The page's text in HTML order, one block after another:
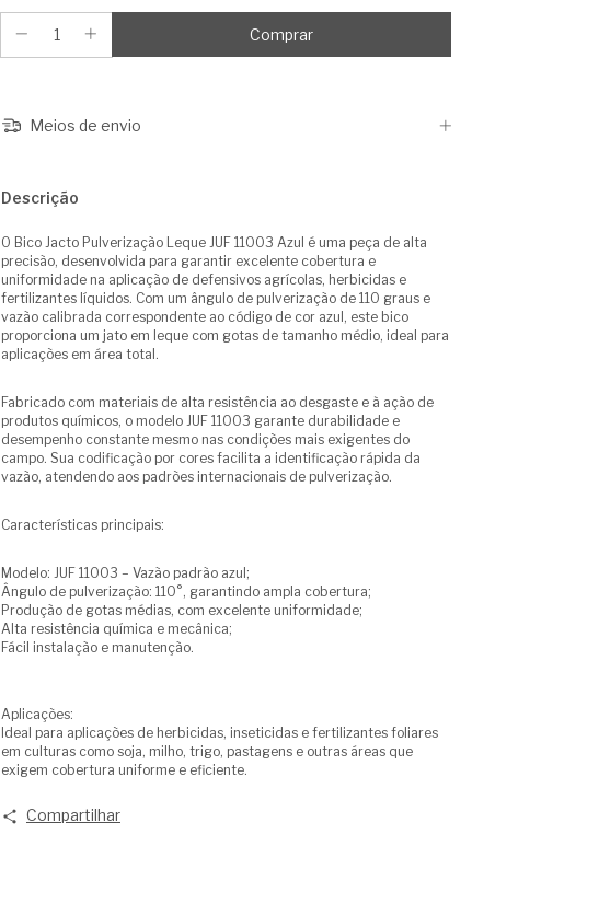
Meios de envio
Descrição
O Bico Jacto Pulverização Leque JUF 11003 Azul é uma peça de alta
precisão, desenvolvida para garantir excelente cobertura e
uniformidade na aplicação de defensivos agrícolas, herbicidas e
fertilizantes líquidos. Com um ângulo de pulverização de 110 graus e
vazão calibrada correspondente ao código de cor azul, este bico
proporciona um jato em leque com gotas de tamanho médio, ideal para
aplicações em área total.
Fabricado com materiais de alta resistência ao desgaste e à ação de
produtos químicos, o modelo JUF 11003 garante durabilidade e
desempenho constante mesmo nas condições mais exigentes do
campo. Sua codificação por cores facilita a identificação rápida da
vazão, atendendo aos padrões internacionais de pulverização.
Características principais:
Modelo: JUF 11003 – Vazão padrão azul;
Ângulo de pulverização: 110°, garantindo ampla cobertura;
Produção de gotas médias, com excelente uniformidade;
Alta resistência química e mecânica;
Fácil instalação e manutenção.
Aplicações:
Ideal para aplicações de herbicidas, inseticidas e fertilizantes foliares
em culturas como soja, milho, trigo, pastagens e outras áreas que
exigem cobertura uniforme e eficiente.
Compartilhar